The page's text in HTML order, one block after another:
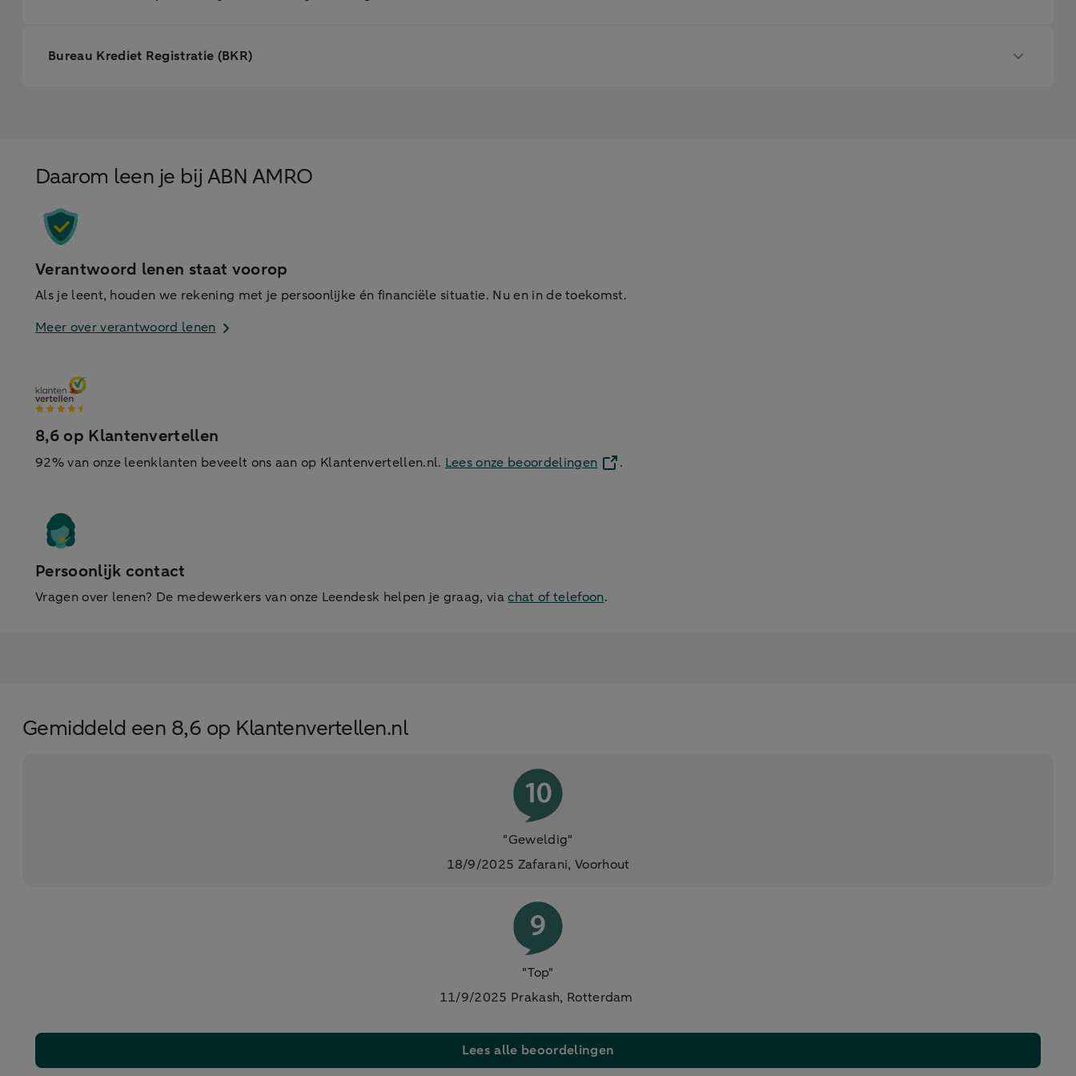
Bureau Krediet Registratie (BKR)
Daarom leen je bij ABN AMRO
Verantwoord lenen staat voorop
Als je leent, houden we rekening met je persoonlijke én financiële situatie. Nu en in de toekomst.
Meer over verantwoord lenen
8,6 op Klantenvertellen
92% van onze leenklanten beveelt ons aan op Klantenvertellen.nl. Lees onze beoordelingen .
Persoonlijk contact
Vragen over lenen? De medewerkers van onze Leendesk helpen je graag, viachat of telefoon.
Gemiddeld een 8,6 op Klantenvertellen.nl
"Geweldig"
18/9/2025 Zafarani, Voorhout
"Top"
11/9/2025 Prakash, Rotterdam
Lees alle beoordelingen